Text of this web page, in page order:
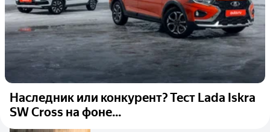
Наследник или конкурент? Тест Lada Iskra
SW Cross на фоне...